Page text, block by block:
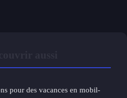
pour des vacances en mobil-